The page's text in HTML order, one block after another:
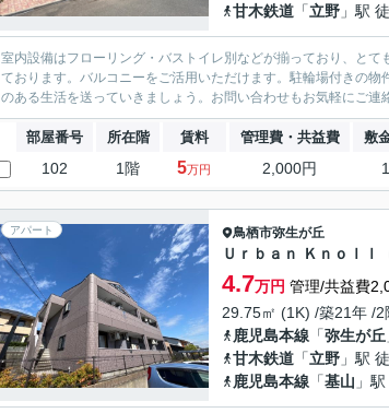
甘木鉄道 「立野 」駅
室内設備はフローリング・バストイレ別などが揃っており、と
ております。バルコニーをご活用いただけます。駐輪場付きの
のある生活を送っていきましょう。お問い合わせもお気軽にご連
部屋番号 所在階 賃料 管理費・共益費 敷
102 1階 5万円 2,000円
アパート 鳥栖市弥生が丘
Ｕｒｂａｎ Ｋｎｏｌｌ
4.7万円 管理/共益費
29.75㎡ (1K) /築21年 /2
鹿児島本線 「弥生が丘
甘木鉄道 「立野 」駅
鹿児島本線 「基山 」